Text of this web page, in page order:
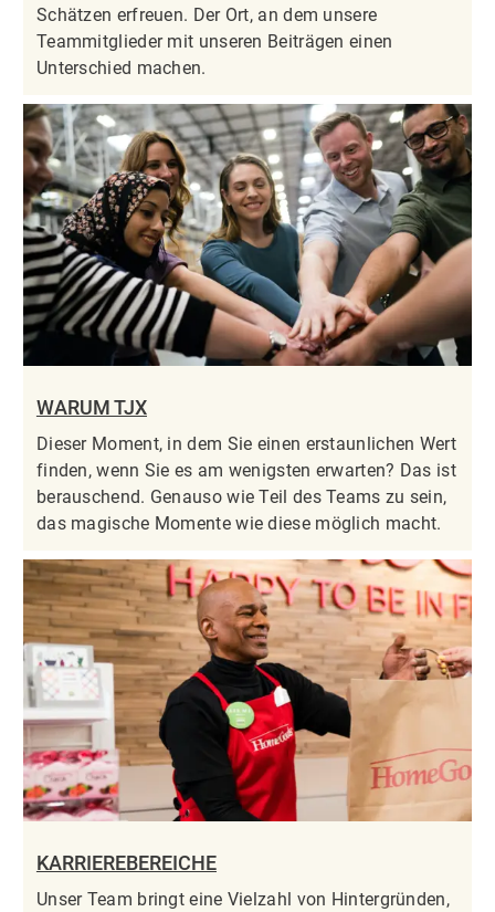
Schätzen erfreuen. Der Ort, an dem unsere
Teammitglieder mit unseren Beiträgen einen
Unterschied machen.
WARUM TJX
Dieser Moment, in dem Sie einen erstaunlichen Wert
finden, wenn Sie es am wenigsten erwarten? Das ist
berauschend. Genauso wie Teil des Teams zu sein,
das magische Momente wie diese möglich macht.
KARRIEREBEREICHE
Unser Team bringt eine Vielzahl von Hintergründen,